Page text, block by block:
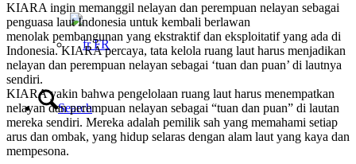
FR
Search
KIARA ingin memanggil nelayan dan perempuan nelayan sebagai
penguasa laut Indonesia untuk kembali berlawan
menolak pembangunan yang ekstraktif dan eksploitatif yang ada di
Indonesia. KIARA percaya, tata kelola ruang laut harus menjadikan
nelayan dan perempuan nelayan sebagai ‘tuan dan puan’ di lautnya
sendiri.
KIARA yakin bahwa pengelolaan ruang laut harus menempatkan
nelayan dan perempuan nelayan sebagai “tuan dan puan” di lautan
mereka sendiri. Mereka adalah pemilik sah yang memahami setiap
arus dan ombak, yang hidup selaras dengan alam laut yang kaya dan
mempesona.